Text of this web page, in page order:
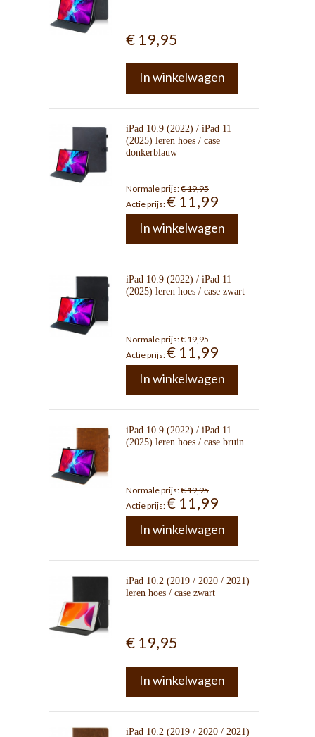
€ 19,95
In winkelwagen
iPad 10.9 (2022) / iPad 11
(2025) leren hoes / case
donkerblauw
Normale prijs:€ 19,95
Actie prijs:€ 11,99
In winkelwagen
iPad 10.9 (2022) / iPad 11
(2025) leren hoes / case zwart
Normale prijs:€ 19,95
Actie prijs:€ 11,99
In winkelwagen
iPad 10.9 (2022) / iPad 11
(2025) leren hoes / case bruin
Normale prijs:€ 19,95
Actie prijs:€ 11,99
In winkelwagen
iPad 10.2 (2019 / 2020 / 2021)
leren hoes / case zwart
€ 19,95
In winkelwagen
iPad 10.2 (2019 / 2020 / 2021)